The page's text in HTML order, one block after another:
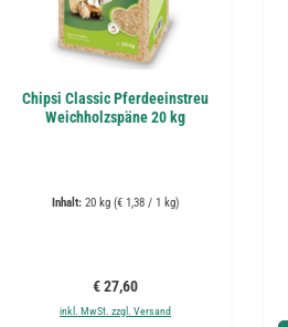
Chipsi Classic Pferdeeinstreu
Weichholzspäne 20 kg
Inhalt: 20 kg (€ 1,38 / 1 kg)
Regulärer Preis:
€ 27,60
inkl. MwSt. zzgl. Versand